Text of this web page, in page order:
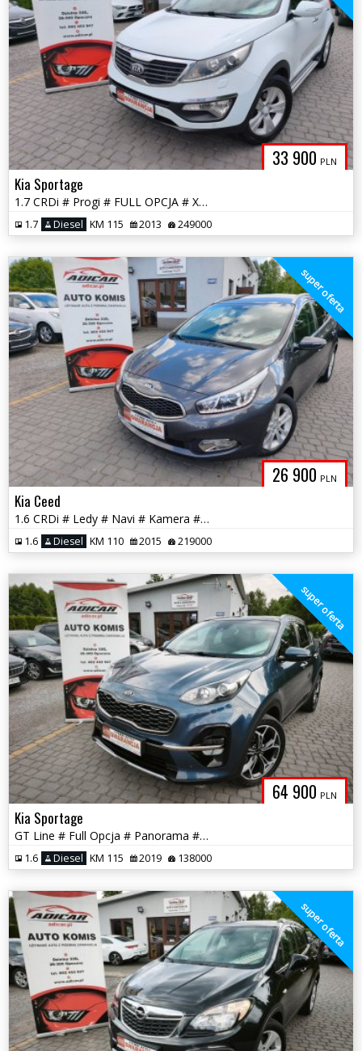
33 900 PLN
Kia Sportage
1.7 CRDi # Progi # FULL OPCJA # Xenon # Skóra # Panorama # GWARANCJA!
1.7 Diesel KM 115 2013 249000
26 900 PLN
super oferta
Kia Ceed
1.6 CRDi # Ledy # Navi # Kamera # Isofix # PDC # Felga # GWARANCJA!!!
1.6 Diesel KM 110 2015 219000
64 900 PLN
super oferta
Kia Sportage
GT Line # Full Opcja # Panorama # Navi # Full Serwis !!! GWARANCJA !!!
1.6 Diesel KM 115 2019 138000
super oferta